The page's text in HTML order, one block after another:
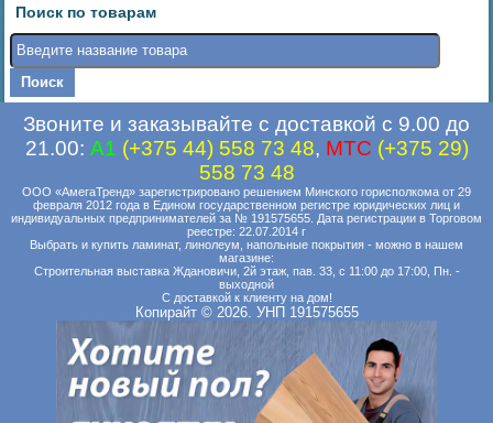
Поиск по товарам
Звоните и заказывайте с доставкой с 9.00 до
21.00: A1 (+375 44) 558 73 48, MTC (+375 29)
558 73 48
ООО «АмегаТренд» зарегистрировано решением Минского горисполкома от 29
февраля 2012 года в Едином государственном регистре юридических лиц и
индивидуальных предпринимателей за № 191575655. Дата регистрации в Торговом
реестре: 22.07.2014 г
Выбрать и купить ламинат, линолеум, напольные покрытия - можно в нашем
магазине:
Строительная выставка Ждановичи, 2й этаж, пав. 33, с 11:00 до 17:00, Пн. -
выходной
С доставкой к клиенту на дом!
Копирайт © 2026. УНП 191575655